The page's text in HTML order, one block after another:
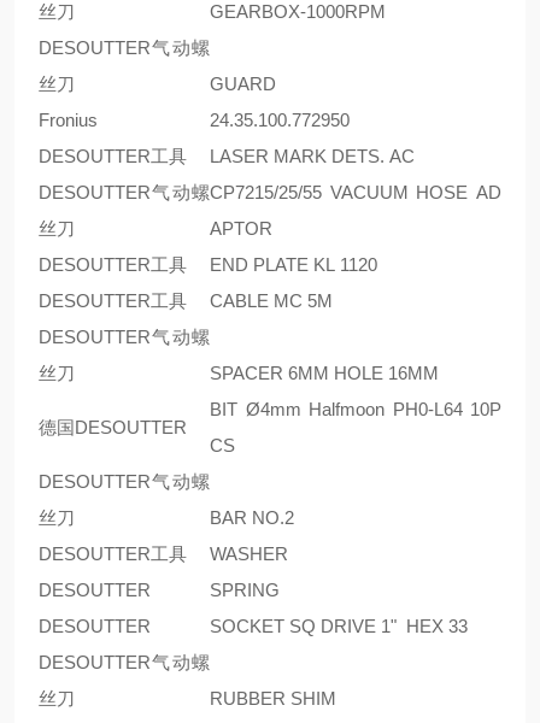
丝刀
GEARBOX-1000RPM
DESOUTTER气动螺
丝刀
GUARD
Fronius
24.35.100.772950
DESOUTTER工具
LASER MARK DETS. AC
DESOUTTER气动螺
丝刀
CP7215/25/55 VACUUM HOSE AD
APTOR
DESOUTTER工具
END PLATE KL 1120
DESOUTTER工具
CABLE MC 5M
DESOUTTER气动螺
丝刀
SPACER 6MM HOLE 16MM
德国DESOUTTER
BIT Ø4mm Halfmoon PH0-L64 10P
CS
DESOUTTER气动螺
丝刀
BAR NO.2
DESOUTTER工具
WASHER
DESOUTTER
SPRING
DESOUTTER
SOCKET SQ DRIVE 1" HEX 33
DESOUTTER气动螺
丝刀
RUBBER SHIM